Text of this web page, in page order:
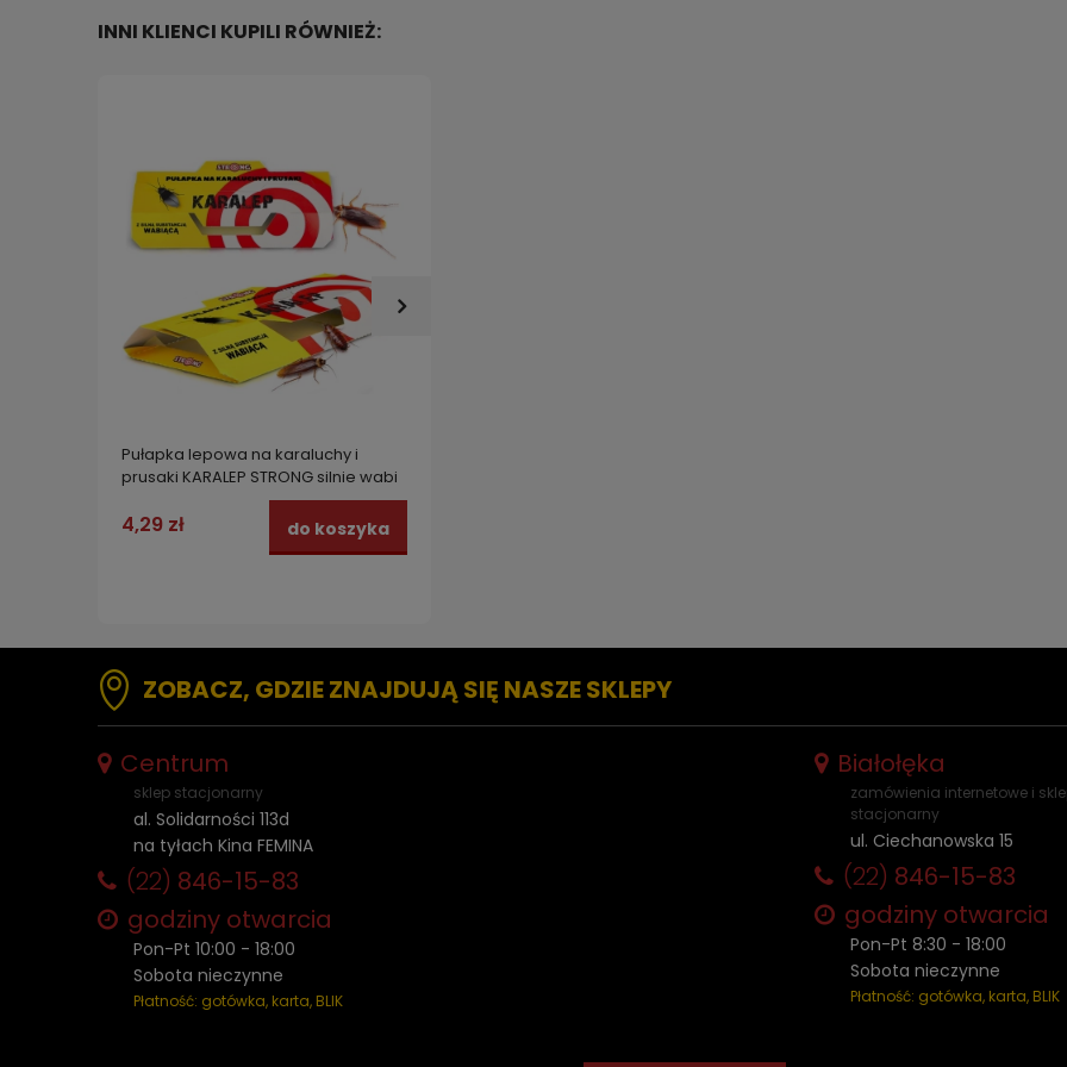
INNI KLIENCI KUPILI RÓWNIEŻ:
Pułapka lepowa na karaluchy i
prusaki KARALEP STRONG silnie wabi
4,29 zł do koszyka
ZOBACZ, GDZIE ZNAJDUJĄ SIĘ NASZE SKLEPY
Centrum
sklep stacjonarny
al. Solidarności 113d
na tyłach Kina FEMINA
(22) 846-15-83
godziny otwarcia
Pon-Pt 10:00 - 18:00
Sobota nieczynne
Płatność: gotówka, karta, BLIK
Białołęka
zamówienia internetowe i
stacjonarny
ul. Ciechanowska 15
(22) 846-15-83
godziny otwarcia
Pon-Pt 8:30 - 18:00
Sobota nieczynne
Płatność: gotówka, karta, BLIK